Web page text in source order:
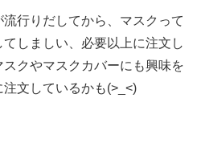
行りだしてから、マスクって
しましい、必要以上に注文し
クやマスクカバーにも興味を
文しているかも(>_<)